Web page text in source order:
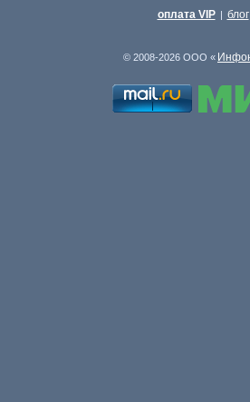
оплата VIP | блог
© 2008-2026 ООО «